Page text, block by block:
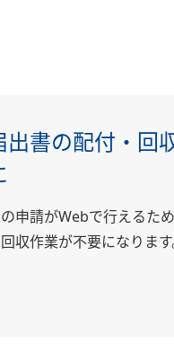
出書の配付・回
申請がWebで行えるた
収作業が不要になります